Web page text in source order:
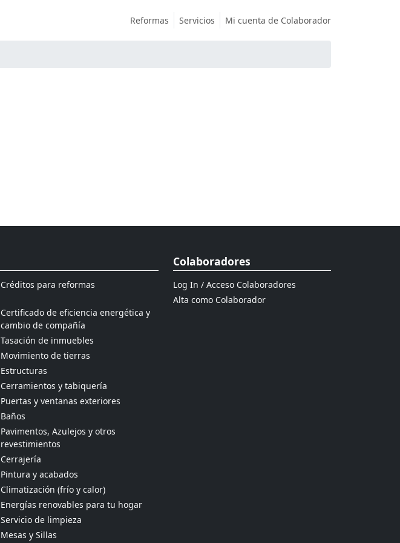
Reformas Servicios Mi cuenta de Colaborador
Créditos para reformas
Certificado de eficiencia energética y
cambio de compañía
Tasación de inmuebles
Movimiento de tierras
Estructuras
Cerramientos y tabiquería
Puertas y ventanas exteriores
Baños
Pavimentos, Azulejos y otros
revestimientos
Cerrajería
Pintura y acabados
Climatización (frío y calor)
Energías renovables para tu hogar
Servicio de limpieza
Mesas y Sillas
Colaboradores
Log In / Acceso Colaboradores
Alta como Colaborador